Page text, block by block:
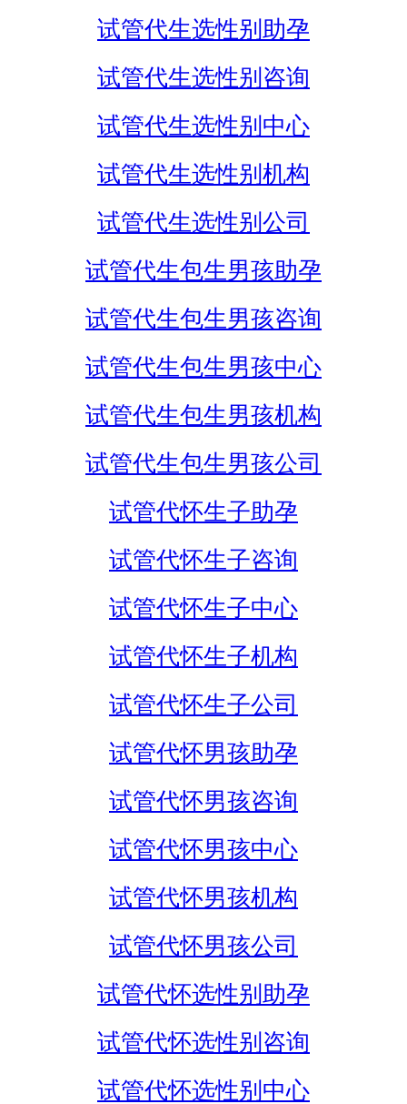
试管代生选性别助孕
试管代生选性别咨询
试管代生选性别中心
试管代生选性别机构
试管代生选性别公司
试管代生包生男孩助孕
试管代生包生男孩咨询
试管代生包生男孩中心
试管代生包生男孩机构
试管代生包生男孩公司
试管代怀生子助孕
试管代怀生子咨询
试管代怀生子中心
试管代怀生子机构
试管代怀生子公司
试管代怀男孩助孕
试管代怀男孩咨询
试管代怀男孩中心
试管代怀男孩机构
试管代怀男孩公司
试管代怀选性别助孕
试管代怀选性别咨询
试管代怀选性别中心